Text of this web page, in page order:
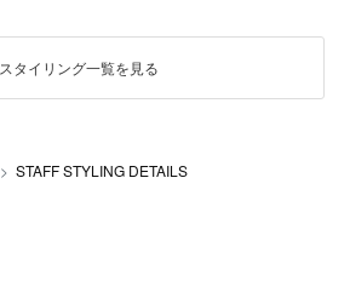
スタイリング一覧を見る
STAFF STYLING DETAILS